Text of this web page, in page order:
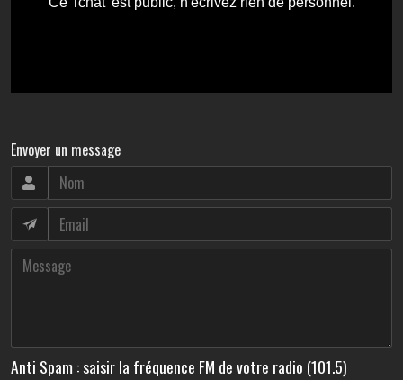
Envoyer un message
Anti Spam : saisir la fréquence FM de votre radio (101.5)